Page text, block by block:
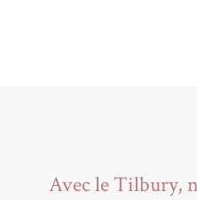
Avec le Tilbury,